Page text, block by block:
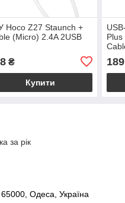
Hoco Z27 Staunch +
(Micro) 2.4A 2USB
₴
Купити
189
за рік
Одеса, Україна